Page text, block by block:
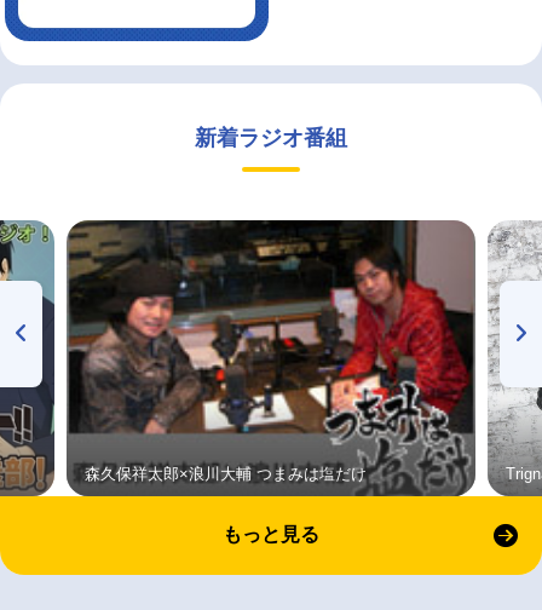
新着ラジオ番組
森久保祥太郎×浪川大輔 つまみは塩だけ
もっと見る